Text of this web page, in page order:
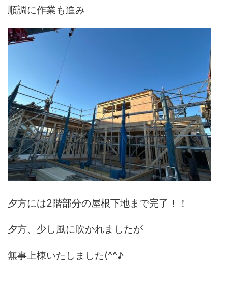
順調に作業も進み
夕方には2階部分の屋根下地まで完了！！
夕方、少し風に吹かれましたが
無事上棟いたしました(^^♪